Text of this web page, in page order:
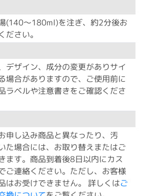
(140～180ml)を注ぎ、約2分後お
ださい。
デザイン、成分の変更がありサイ
場合がありますので、ご使用前に
ラベルや注意書きをご確認くださ
申し込み商品と異なったり、汚
た場合には、お取り替えまたはご
ます。商品到着後8日以内にカス
ご連絡ください。ただし、お客様
はお受けできません。 詳しくはご